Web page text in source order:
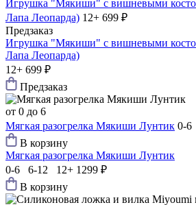
Игрушка "Мякиши" с вишневыми
Лапа Леопарда) 12+ 699 ₽
Предзаказ
Игрушка "Мякиши" с вишневыми
Лапа Леопарда)
12+ 699 ₽
Предзаказ
от 0 до 6
Мягкая разогрелка Мякиши Лунтик 0-
В корзину
Мягкая разогрелка Мякиши Лунтик
0-6 6-12 12+ 1299 ₽
В корзину